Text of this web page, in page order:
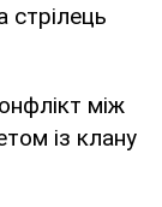
стрілець
між
із клану